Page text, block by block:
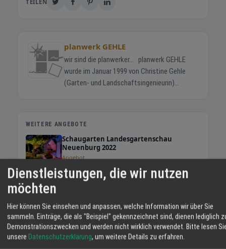
TEILEN
planwerk GEHLE
wir sind die planwerker... planwerk GEHLE
wurde im Januar 1999 von Christine Gehle
(Garten- und Landschaftsingenieurin)
und Garten- und Landschaftsbaufirmen,
kamen Aufträge aus Industrie und Kommune
hinzu. Im Sommer 2001 wechselte Thomas
vom angestellten Bauleiter eines großen
übernahm hier die Technische Leitung
(Werkplanung, Ausschreibung und
Bauleitung). Thomas Gehle ist Mitglied im
WEITERE ANGEBOTE
Schaugarten Landesgartenschau
Neuenburg 2022
Angebot
Privatgarten BR-05
Außenanlagen Das LoLo, Kehl (ehem.
Martin-Luther-Kirche)
Angebot
Dienstleistungen, die wir nutzen
möchten
Hier können Sie einsehen und anpassen, welche Information wir über Sie
sammeln. Einträge, die als "Beispiel" gekennzeichnet sind, dienen lediglich
Demonstrationszwecken und werden nicht wirklich verwendet. Bitte lesen
unsere Datenschutzerklärung, um weitere Details zu erfahren.